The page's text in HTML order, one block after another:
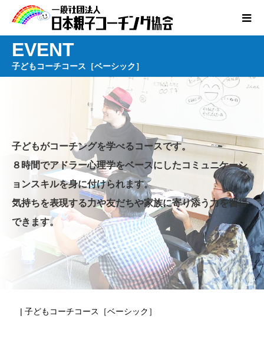
EVENT
子どもコーチコース［ベーシック］
子どもがコーチングを学べるコースです。
８時間でアドラー心理学をベースにしたコミュニケーシ
ョンスキルを身に付けられます。
気持ちを表現する力や友だちや家族に寄り添う力を習得
できます。
| 子どもコーチコース［ベーシック］